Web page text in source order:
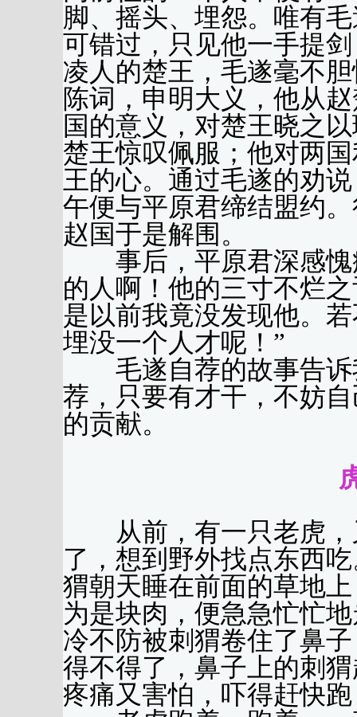
脚、摇头、埋怨。唯有
可错过，只见他一手提
凌人的楚王，毛遂毫不
陈词，申明大义，他从
国的意义，对楚王晓之
楚王惊叹佩服；他对两
王的心。通过毛遂的劝
午便与平原君缔结盟约
赵国于是解围。
事后，平原君深感愧
的人啊！他的三寸不烂
是以前我竟没发现他。
埋没一个人才呢！”
毛遂自荐的故事告诉
荐，只要有才干，不妨
的贡献。
从前，有一只老虎，
了，想到野外找点东西
猬朝天睡在前面的草地
为是块肉，便急急忙忙
冷不防被刺猬卷住了鼻
得不得了，鼻子上的刺
疼痛又害怕，吓得赶快